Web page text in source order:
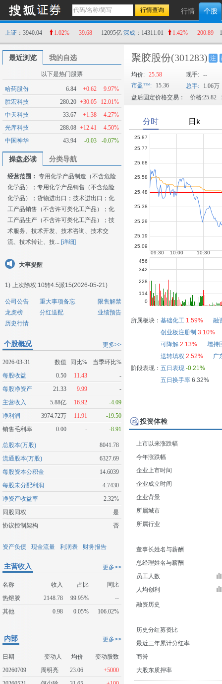
行情 个股
上证 ：3940.04 1.02% 39.68 12095亿 深成 ：14311.01 1.42% 200.89
最近浏览 我的自选
以下是热门股票
哈药股份 6.84 +0.62
9.97%
胜宏科技
280.20 +30.05
12.01%
中天科技
33.67 +1.38
4.27%
光库科技
288.08 +12.41
4.50%
中国神华
43.94 -0.03 -0.07%
操盘必读 分类导航
经营范围： 专用化学产品制造（不含危险
化学品）；专用化学产品销售（不含危险
化学品）；货物进出口；技术进出口；化
工产品销售（不含许可类化工产品）；化
工产品生产（不含许可类化工产品）；技
术服务、技术开发、技术咨询、技术交
流、技术转让、技... [详细]
大事提醒
1) 上次除权:10转4.5派15(2026-05-21)
公司公告 重大事项备忘
限售解禁
龙虎榜
分红送配
业绩预告
历史行情
更多>>
个股概况
2026-03-31 数值 同比%
当季环比%
每股收益
0.50 11.43
-
每股净资产
21.33 9.99
-
主营收入
5.88亿 16.92
-4.09
净利润
3974.72万 11.91
-19.50
销售毛利率
0.00 - -8.91
总股本(万股)
8041.78
流通股本(万股)
6327.69
每股资本公积金
14.6039
每股未分配利润
4.7430
净资产收益率
2.32%
同股同权
是
协议控制架构
否
资产负债 现金流量 利润表 财务报告
更多>>
主营收入
名称 收入 占比
同比
热熔胶
2148.78 99.95%
--
其他
0.98 0.05% 106.02%
更多>>
内部
日期 变动人 均价
变动股数
20260709
周明亮 23.06
+5000
聚胶股份(301283) 注
均价: 25.58 现手: --
市盈
: 15.36 总手:
1.06万
盘后固定价格交易：
价格:25.82
所属板块： 基础化工 1.59%
融
创业板注册制 3.10%
可降解 2.13%
增持
送转填权 2.52%
广
阶段表现： 五日表现 -0.21%
五日换手率6.32%
投资体检
上市以来涨跌幅
今年涨跌幅
企业上市时间
企业成立时间
企业背景
所属城市
所属行业
董事长姓名与薪酬
总经理姓名与薪酬
员工人数
人均创利
融资历史
历史分红募资比
最近三年累计分红率
商誉
大股东质押率